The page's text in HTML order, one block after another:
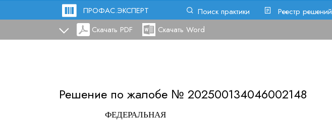
ПРОФАС.ЭКСПЕРТ Поиск практики Реестр решений
Скачать PDF
Скачать Word
Решение по жалобе № 202500134046002148
ФЕДЕРАЛЬНАЯ